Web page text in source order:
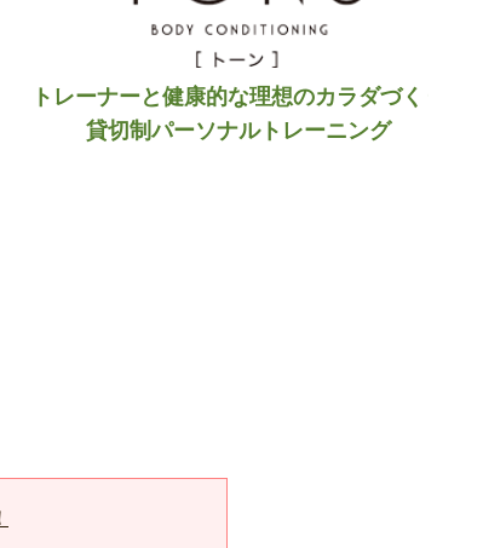
トレーナーと健康的な理想のカラダづくり
貸切制パーソナルトレーニング